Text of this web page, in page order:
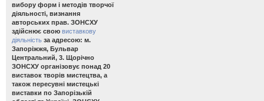
вибору форм і методів творчої
діяльності, визнання
авторських прав. ЗОНСХУ
здійснює свою виставкову
діяльність за адресою: м.
Запоріжжя, Бульвар
Центральний, 3. Щорічно
ЗОНСХУ організовує понад 20
виставок творів мистецтва, а
також пересувні мистецькі
виставки по Запорізькій